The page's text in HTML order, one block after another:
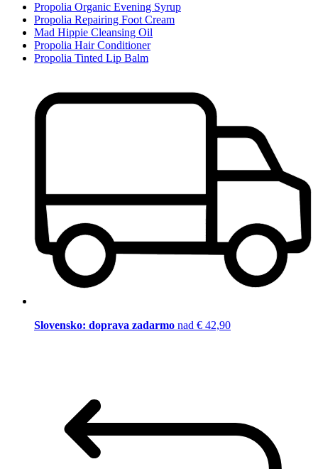
Propolia Organic Evening Syrup
Propolia Repairing Foot Cream
Mad Hippie Cleansing Oil
Propolia Hair Conditioner
Propolia Tinted Lip Balm
Slovensko: doprava zadarmo nad € 42,90